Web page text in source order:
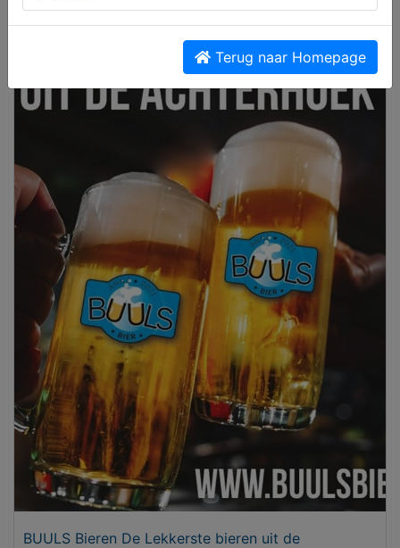
BUULS Bieren De Lekkerste bieren uit de
Terug naar Homepage